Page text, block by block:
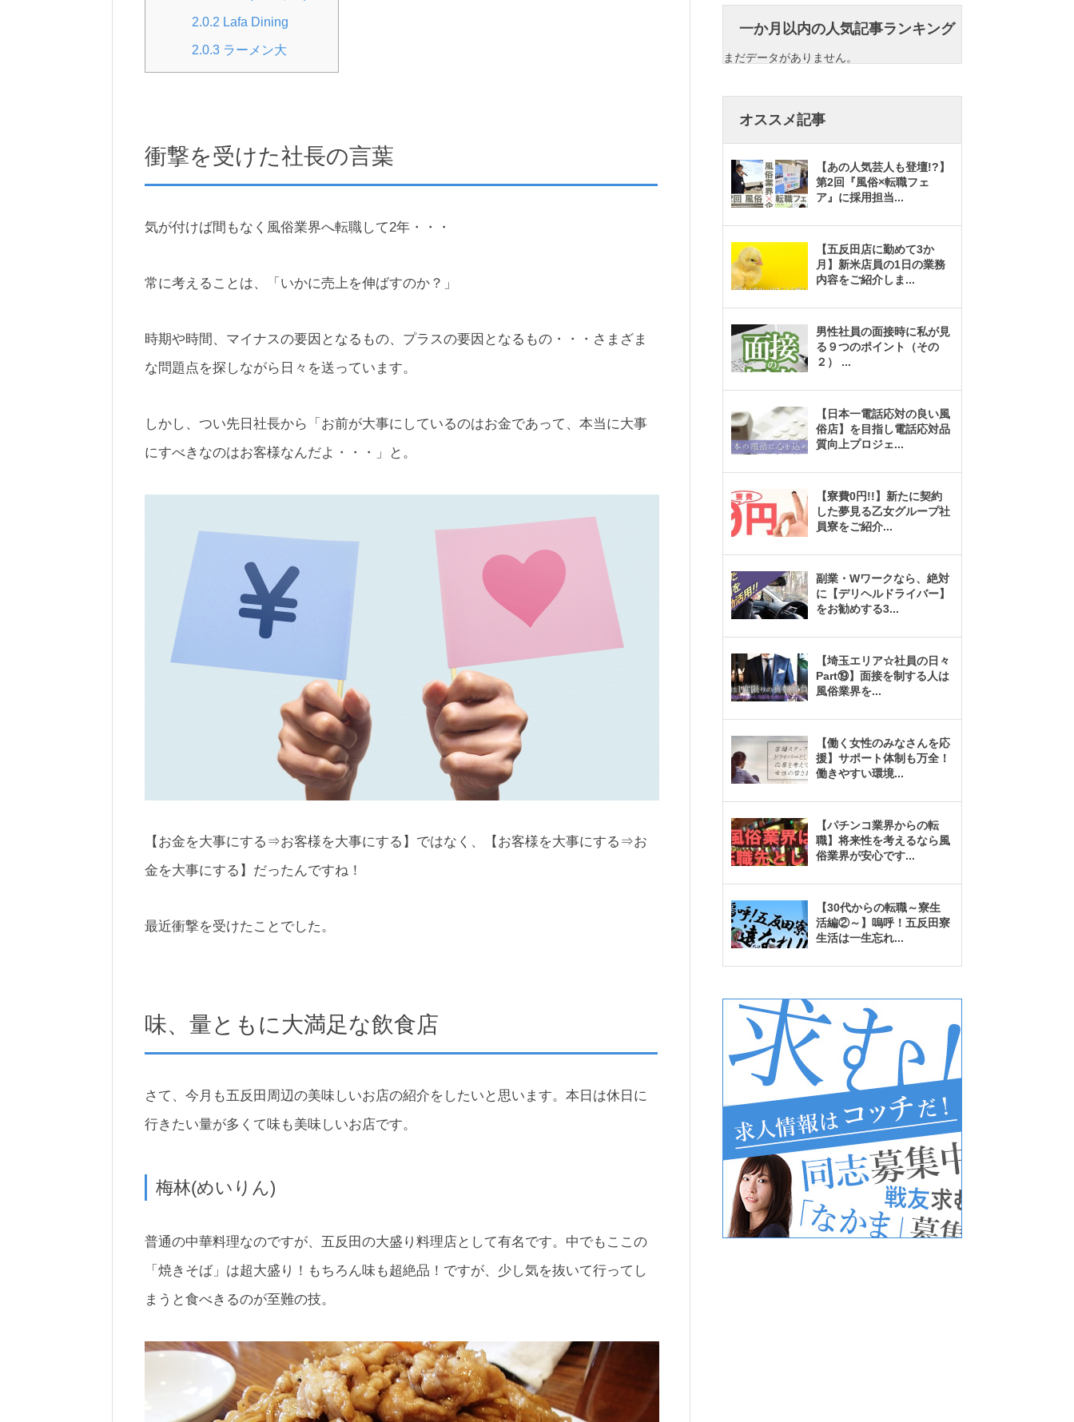
2.0.2 Lafa Dining
2.0.3 ラーメン大
衝撃を受けた社長の言葉
気が付けば間もなく風俗業界へ転職して2年・・・
常に考えることは、「いかに売上を伸ばすのか？」
時期や時間、マイナスの要因となるもの、プラスの要因となるもの・・・さまざま
な問題点を探しながら日々を送っています。
しかし、つい先日社長から「お前が大事にしているのはお金であって、本当に大事
にすべきなのはお客様なんだよ・・・」と。
【お金を大事にする⇒お客様を大事にする】ではなく、【お客様を大事にする⇒お
金を大事にする】だったんですね！
最近衝撃を受けたことでした。
味、量ともに大満足な飲食店
さて、今月も五反田周辺の美味しいお店の紹介をしたいと思います。本日は休日に
行きたい量が多くて味も美味しいお店です。
梅林(めいりん)
普通の中華料理なのですが、五反田の大盛り料理店として有名です。中でもここの
「焼きそば」は超大盛り！もちろん味も超絶品！ですが、少し気を抜いて行ってし
まうと食べきるのが至難の技。
一か月以内の人気記事ランキング
まだデータがありません。
オススメ記事
【あの人気芸人も登壇!?】
第2回『風俗×転職フェ
ア』に採用担当...
【五反田店に勤めて3か
月】新米店員の1日の業務
内容をご紹介しま ...
男性社員の面接時に私が見
る９つのポイント（その
２） ...
【日本一電話応対の良い風
俗店】を目指し電話応対品
質向上プロジェ...
【寮費0円!!】新たに契約
した夢見る乙女グループ社
員寮をご紹介...
副業・Wワークなら、絶対
に【デリヘルドライバー】
をお勧めする3...
【埼玉エリア☆社員の日々
Part⑲】面接を制する人は
風俗業界を...
【働く女性のみなさんを応
援】サポート体制も万全！
働きやすい環境...
【パチンコ業界からの転
職】将来性を考えるなら風
俗業界が安心です...
【30代からの転職～寮生
活編②～】嗚呼！五反田寮
生活は一生忘れ...